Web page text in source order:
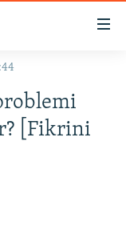
[Fikrini